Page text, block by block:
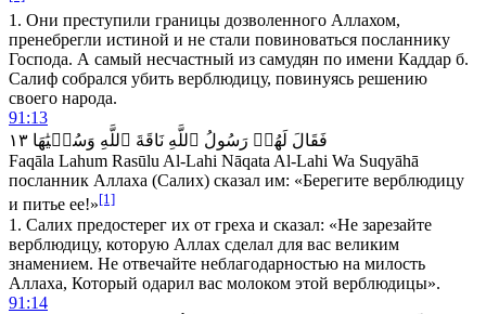
1. Они преступили границы дозволенного Аллахом,
пренебрегли истиной и не стали повиноваться посланнику
Господа. А самый несчастный из самудян по имени Каддар б.
Салиф собрался убить верблюдицу, повинуясь решению
своего народа.
91:13
فَقَالَ لَهُمۡ رَسُولُ ٱللَّهِ نَاقَةَ ٱللَّهِ وَسُقۡيَٰهَا
Faqāla Lahum Rasūlu Al-Lahi Nāqata Al-Lahi Wa Suqyāhā
посланник Аллаха (Салих) сказал им: «Берегите верблюдицу
и питье ее!»[1]
1. Салих предостерег их от греха и сказал: «Не зарезайте
верблюдицу, которую Аллах сделал для вас великим
знамением. Не отвечайте неблагодарностью на милость
Аллаха, Который одарил вас молоком этой верблюдицы».
91:14